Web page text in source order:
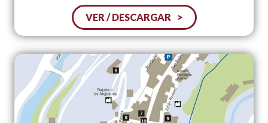
VER / DESCARGAR